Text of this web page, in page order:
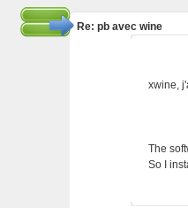
Re: pb avec wine
xwine,
The
So I